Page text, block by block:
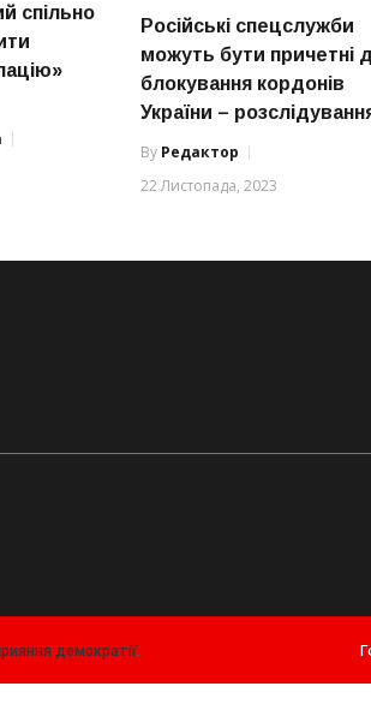
спільно
Російські спецслужби
можуть бути причетні
блокування кордонів
України –
By Редактор
22 Листопада, 2023
демократії